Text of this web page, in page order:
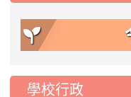
學校行政